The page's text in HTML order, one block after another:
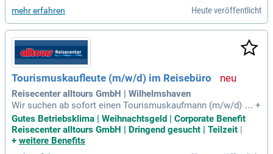
mehr erfahren Heute veröffentlicht
Tourismuskaufleute (m/w/d) im Reisebüro
Reisecenter alltours GmbH | Wilhelmshaven
Wir suchen ab sofort einen Tourismuskaufmann (m/w/d) für
unser Reisebüro in Wilhelmshaven. In dieser zentralen Lage
beraten Sie Kunden und verkaufen weltweite Urlaubsreisen.
Ihre Aufgaben umfassen auch die Buchung und Abwicklung
+
Gutes Betriebsklima | Weihnachtsgeld | Corporate Benefit
Reisecenter alltours GmbH | Dringend gesucht | Teilzeit |
+ weitere Benefits